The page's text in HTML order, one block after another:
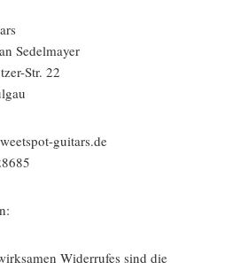
Sedelmayer
Str. 22
guitars.de
Widerrufes sind die